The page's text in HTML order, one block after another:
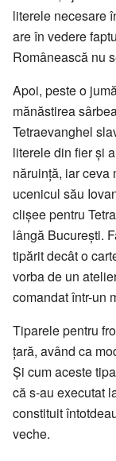
literele necesare
are în vedere
Românească nu
Apoi, peste o
mănăstirea
Tetraevanghel
literele din fier și
năruință, iar ceva
ucenicul său
clișee pentru
lângă București.
tipărit decât o
vorba de un
comandat într-un
Tiparele pentru
țară, având ca
Și cum aceste
că s-au executat
constituit
veche.